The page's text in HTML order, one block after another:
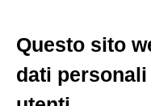
La segreteria è aperta dal
Questo sito
dati